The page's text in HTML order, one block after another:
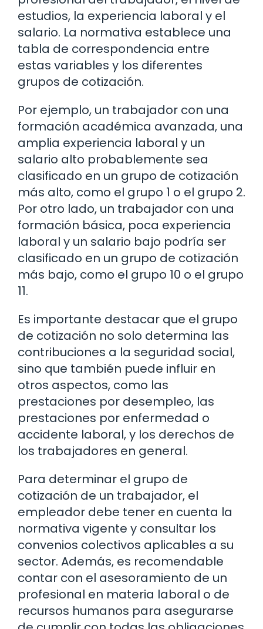
estudios, la experiencia laboral y el
salario. La normativa establece una
tabla de correspondencia entre
estas variables y los diferentes
grupos de cotización.
Por ejemplo, un trabajador con una
formación académica avanzada, una
amplia experiencia laboral y un
salario alto probablemente sea
clasificado en un grupo de cotización
más alto, como el grupo 1 o el grupo 2.
Por otro lado, un trabajador con una
formación básica, poca experiencia
laboral y un salario bajo podría ser
clasificado en un grupo de cotización
más bajo, como el grupo 10 o el grupo
11.
Es importante destacar que el grupo
de cotización no solo determina las
contribuciones a la seguridad social,
sino que también puede influir en
otros aspectos, como las
prestaciones por desempleo, las
prestaciones por enfermedad o
accidente laboral, y los derechos de
los trabajadores en general.
Para determinar el grupo de
cotización de un trabajador, el
empleador debe tener en cuenta la
normativa vigente y consultar los
convenios colectivos aplicables a su
sector. Además, es recomendable
contar con el asesoramiento de un
profesional en materia laboral o de
recursos humanos para asegurarse